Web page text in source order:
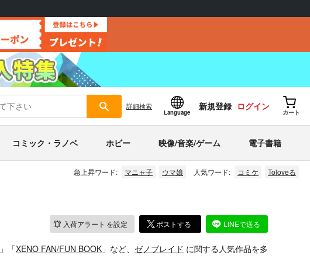
詳細検索
Language
新規登録 ログイン
カート
コミック・ラノベ ホビー 映像/音楽/ゲーム 電子書籍
急上昇ワード: マニャ子 ウマ娘 人気ワード: コミケ Toloveる
入荷アラート を設定 ポストする LINEで送る
」「XENO FAN/FUN BOOK 」など、 ゼノブレイド に関する人気作品を多